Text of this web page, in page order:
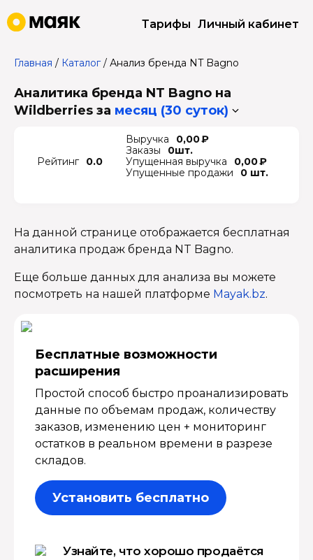
Тарифы Личный кабинет
Главная / Каталог/ Анализ бренда NT Bagno
Аналитика бренда NT Bagno на
Wildberries за месяц (30 суток)
Рейтинг 0.0
Выручка
0,00 ₽
Заказы
0шт.
Упущенная выручка
0,00 ₽
Упущенные продажи
0 шт.
На данной странице отображается бесплатная
аналитика продаж бренда NT Bagno.
Еще больше данных для анализа вы можете
посмотреть на нашей платформе Mayak.bz.
Бесплатные возмож­ности
расширения
Простой способ быстро проанализировать
данные по объемам продаж, количеству
заказов, изменению цен + мониторинг
остатков в реальном времени в разрезе
складов.
Установить бесплатно
Узнайте, что хорошо продаётся